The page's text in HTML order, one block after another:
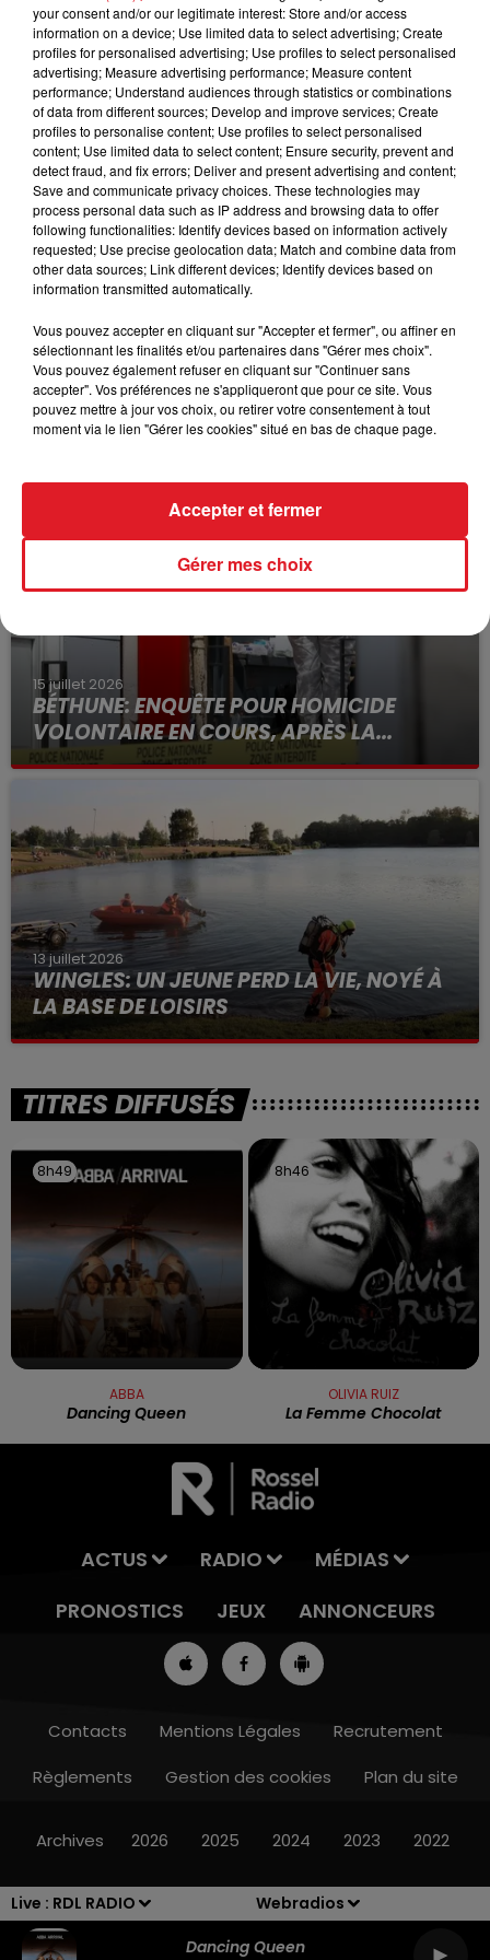
Live : RDL RADIO
Webradios
Dancing Queen
13h00 - 16h00
15 juillet 2026
BÉTHUNE: ENQUÊTE POUR HOMICIDE
VOLONTAIRE EN COURS, APRÈS LA...
Selon les premiers éléments, le logement servait
13 juillet 2026
WINGLES: UN JEUNE PERD LA VIE, NOYÉ À
LA BASE DE LOISIRS
La victime a coulé à pic
TITRES DIFFUSÉS
8h49
8h49
ABBA
Dancing Queen
8h46
8h46
OLIVIA RUIZ
La Femme Chocolat
ACTUS RADIO
MÉDIAS
PRONOSTICS
JEUX ANNONCEURS
Contacts Mentions Légales
Recrutement
Règlements
Gestion des cookies Plan du site
Archives 2026 2025 2024 2023 2022
your consent and/or our legitimate interest: Store and/or access
information on a device; Use limited data to select advertising; Create
profiles for personalised advertising; Use profiles to select personalised
advertising; Measure advertising performance; Measure content
performance; Understand audiences through statistics or combinations
of data from different sources; Develop and improve services; Create
profiles to personalise content; Use profiles to select personalised
content; Use limited data to select content; Ensure security, prevent and
detect fraud, and fix errors; Deliver and present advertising and content;
Save and communicate privacy choices. These technologies may
process personal data such as IP address and browsing data to offer
following functionalities: Identify devices based on information actively
requested; Use precise geolocation data; Match and combine data from
other data sources; Link different devices; Identify devices based on
information transmitted automatically.
Vous pouvez accepter en cliquant sur "Accepter et fermer", ou affiner en
sélectionnant les finalités et/ou partenaires dans "Gérer mes choix".
Vous pouvez également refuser en cliquant sur "Continuer sans
accepter". Vos préférences ne s'appliqueront que pour ce site. Vous
pouvez mettre à jour vos choix, ou retirer votre consentement à tout
moment via le lien "Gérer les cookies" situé en bas de chaque page.
Gérer mes choix
Accepter et fermer